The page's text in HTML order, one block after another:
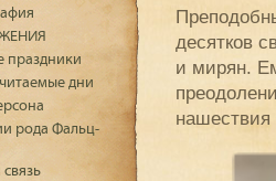
десятков
и мирян.
праздники
дни
рода Фальц-